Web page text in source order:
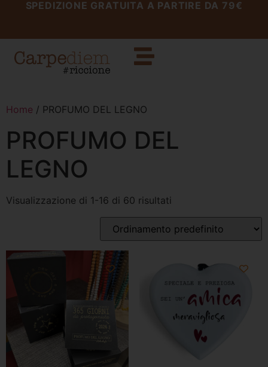
SPEDIZIONE GRATUITA A PARTIRE DA 79€
Home / PROFUMO DEL LEGNO
PROFUMO DEL
LEGNO
Visualizzazione di 1-16 di 60 risultati